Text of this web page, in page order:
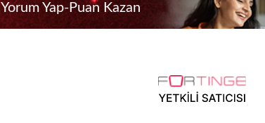
Yorum Yap-Puan Kazan